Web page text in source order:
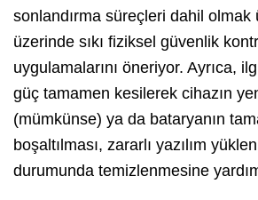
sonlandırma süreçleri dahil olmak
üzerinde sıkı fiziksel güvenlik
uygulamalarını öneriyor. Ayrıca,
güç tamamen kesilerek cihazın
(mümkünse) ya da bataryanın
boşaltılması, zararlı yazılım
durumunda temizlenmesine